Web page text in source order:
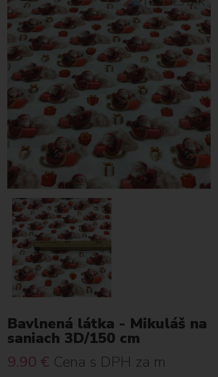
Bavlnená látka - Mikuláš na
saniach 3D/150 cm
9.90 € Cena s DPH za m